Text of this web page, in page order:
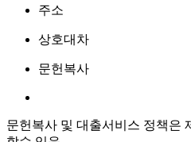
주소
상호대차
문헌복사
문헌복사 및 대출서비스 정책은